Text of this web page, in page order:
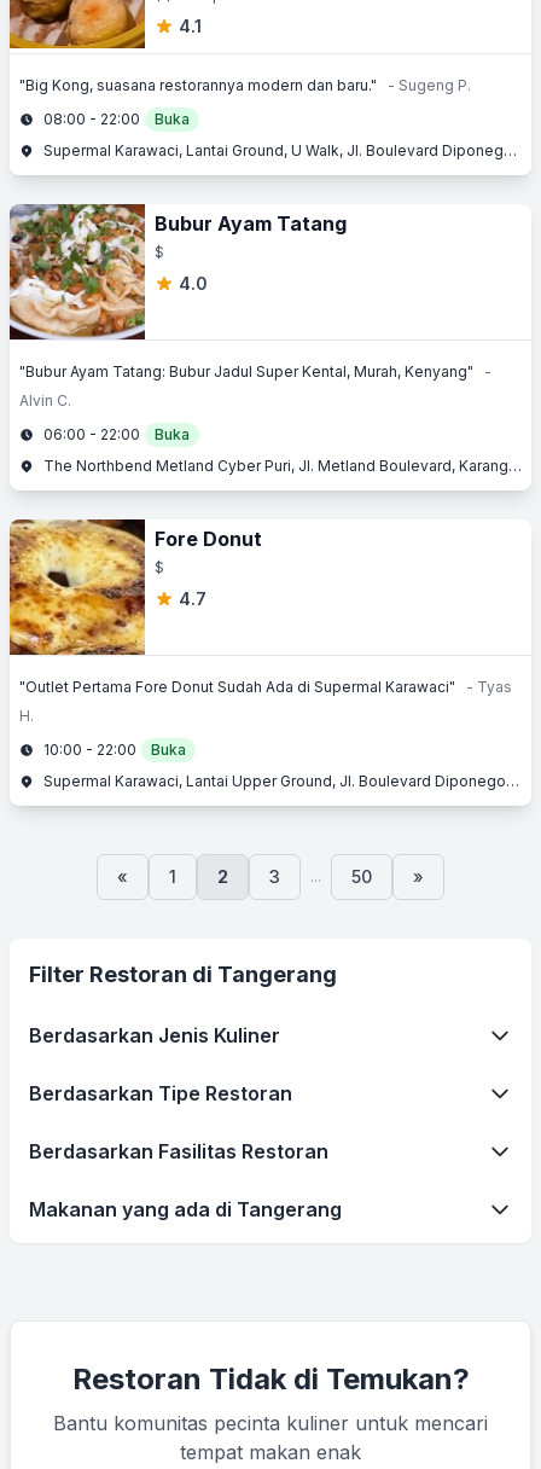
4.1
"Big Kong, suasana restorannya modern dan baru."
- Sugeng P.
08:00 - 22:00
Buka
Supermal Karawaci, Lantai Ground, U Walk, Jl. Boulevard Diponegoro No. 105, Karawaci, Tangerang
Bubur Ayam Tatang
$
4.0
"Bubur Ayam Tatang: Bubur Jadul Super Kental, Murah, Kenyang"
-
Alvin C.
06:00 - 22:00
Buka
The Northbend Metland Cyber Puri, Jl. Metland Boulevard, Karang Tengah, Tangerang
Fore Donut
$
4.7
"Outlet Pertama Fore Donut Sudah Ada di Supermal Karawaci"
- Tyas
H.
10:00 - 22:00
Buka
Supermal Karawaci, Lantai Upper Ground, Jl. Boulevard Diponegoro No. 105, Karawaci, Tangerang, Banten
« 1 2 3 ... 50 »
Filter Restoran di Tangerang
Berdasarkan Jenis Kuliner
Berdasarkan Tipe Restoran
Berdasarkan Fasilitas Restoran
Makanan yang ada di Tangerang
Restoran Tidak di Temukan?
Bantu komunitas pecinta kuliner untuk mencari
tempat makan enak